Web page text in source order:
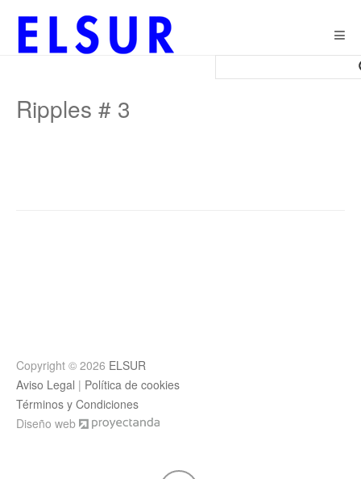
Ripples # 3
Copyright © 2026 ELSUR
Aviso Legal | Política de cookies
Términos y Condiciones
Diseño web